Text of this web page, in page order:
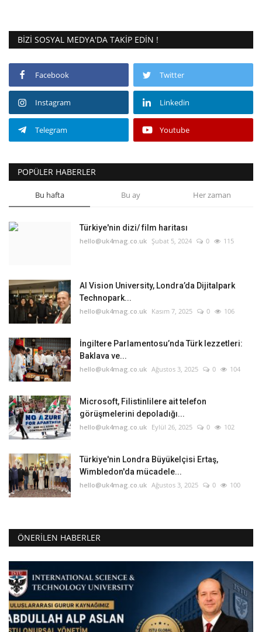
BIZI SOSYAL MEDYA'DA TAKIP EDIN !
Facebook Twitter
Instagram Linkedin
Telegram Youtube
POPÜLER HABERLER
Bu hafta Bu ay Her zaman
Türkiye'nin dizi/ film haritası
hello@uk4mag.co.uk Şubat 5, 2024 0 115
AI Vision University, Londra’da Dijitalpark
Technopark...
hello@uk4mag.co.uk Kasım 7, 2025 0 106
İngiltere Parlamentosu’nda Türk lezzetleri:
Baklava ve...
hello@uk4mag.co.uk Ağustos 3, 2025 0 104
Microsoft, Filistinlilere ait telefon
görüşmelerini depoladığı...
hello@uk4mag.co.uk Eylül 26, 2025 0 102
Türkiye'nin Londra Büyükelçisi Ertaş,
Wimbledon'da mücadele...
hello@uk4mag.co.uk Ağustos 3, 2025 0 100
ÖNERILEN HABERLER